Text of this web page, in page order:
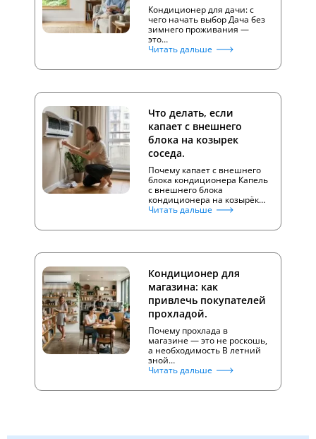
Кондиционер для дачи: с
чего начать выбор Дача без
зимнего проживания —
это…
Читать дальше
Что делать, если
капает с внешнего
блока на козырек
соседа.
Почему капает с внешнего
блока кондиционера Капель
с внешнего блока
кондиционера на козырёк…
Читать дальше
Кондиционер для
магазина: как
привлечь покупателей
прохладой.
Почему прохлада в
магазине — это не роскошь,
а необходимость В летний
зной…
Читать дальше